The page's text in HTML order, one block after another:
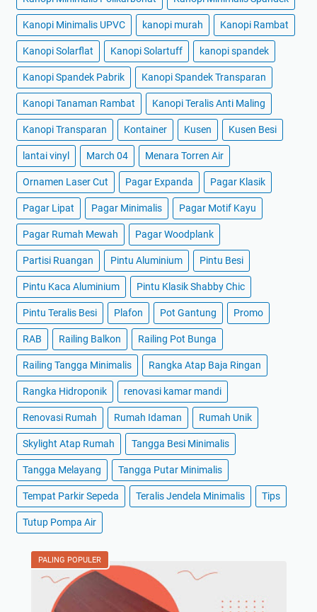
Kanopi Minimalis UPVC kanopi murah Kanopi Rambat
Kanopi Solarflat Kanopi Solartuff kanopi spandek
Kanopi Spandek Pabrik Kanopi Spandek Transparan
Kanopi Tanaman Rambat Kanopi Teralis Anti Maling
Kanopi Transparan Kontainer Kusen Kusen Besi
lantai vinyl March 04 Menara Torren Air
Ornamen Laser Cut Pagar Expanda Pagar Klasik
Pagar Lipat Pagar Minimalis Pagar Motif Kayu
Pagar Rumah Mewah Pagar Woodplank
Partisi Ruangan Pintu Aluminium Pintu Besi
Pintu Kaca Aluminium Pintu Klasik Shabby Chic
Pintu Teralis Besi Plafon Pot Gantung Promo
RAB Railing Balkon Railing Pot Bunga
Railing Tangga Minimalis Rangka Atap Baja Ringan
Rangka Hidroponik renovasi kamar mandi
Renovasi Rumah Rumah Idaman Rumah Unik
Skylight Atap Rumah Tangga Besi Minimalis
Tangga Melayang Tangga Putar Minimalis
Tempat Parkir Sepeda Teralis Jendela Minimalis Tips
Tutup Pompa Air
PALING POPULER